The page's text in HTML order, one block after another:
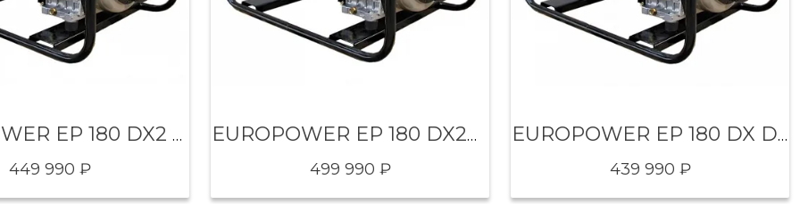
EUROPOWER EP 180 DX2 DC
449 990 ₽
EUROPOWER EP 180 DX2E DC
499 990 ₽
EUROPOWER EP 180 DX DC
439 990 ₽